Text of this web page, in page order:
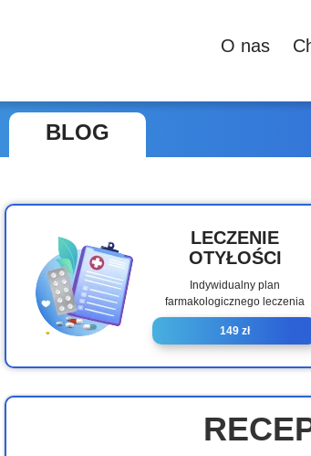
О nas
BLOG
LECZENIE
OTYŁOŚCI
Indywidualny plan
farmakologicznego leczenia
149 zł